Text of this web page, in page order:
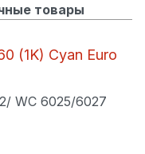
товары
(1K) Cyan Euro
WC 6025/6027